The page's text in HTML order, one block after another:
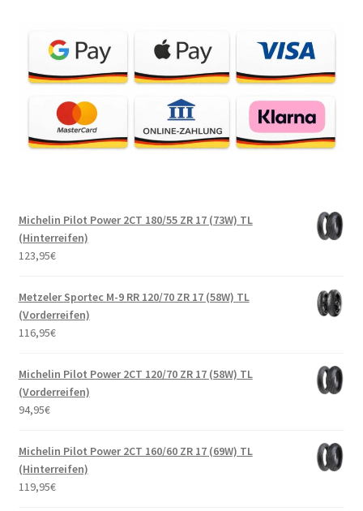
Michelin Pilot Power 2CT 180/55 ZR 17 (73W) TL
(Hinterreifen)
123,95€
Metzeler Sportec M-9 RR 120/70 ZR 17 (58W) TL
(Vorderreifen)
116,95€
Michelin Pilot Power 2CT 120/70 ZR 17 (58W) TL
(Vorderreifen)
94,95€
Michelin Pilot Power 2CT 160/60 ZR 17 (69W) TL
(Hinterreifen)
119,95€